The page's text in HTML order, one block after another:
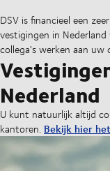
DSV is financieel een
vestigingen in
collega's werken aan uw
Nederland
U kunt natuurlijk altijd
kantoren. Bekijk hier